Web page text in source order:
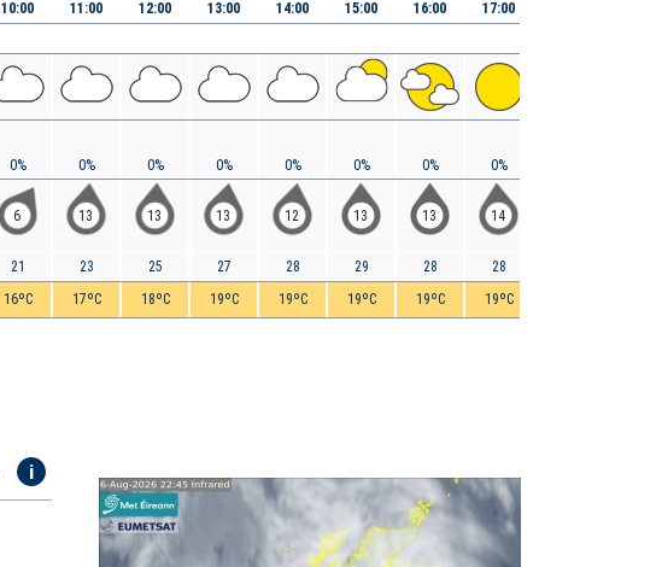
10:00
0%
6
21
16ºC
11:00
0%
13
23
17ºC
12:00
0%
13
25
18ºC
13:00
0%
13
27
19ºC
14:00
0%
12
28
19ºC
15:00
0%
13
29
19ºC
16:00
0%
13
28
19ºC
17:00
0%
14
28
19ºC
i